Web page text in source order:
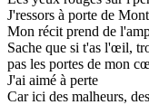
J'ressors à porte de
Mon récit prend de
Sache que si t'as l'œil,
pas les portes de mon
J'ai aimé à perte
Car ici des malheurs,